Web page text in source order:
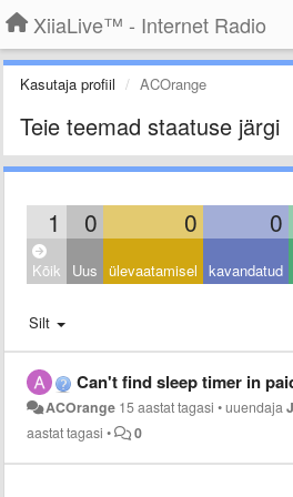
XiiaLive™ - Internet Radio
Kasutaja profiil ACOrange
Teie teemad staatuse järgi
1 0 0 0
Kõik Uus ülevaatamisel kavandatud
Silt
Can't find sleep timer in paid
ACOrange 15 aastat tagasi •uuendaja
aastat tagasi • 0